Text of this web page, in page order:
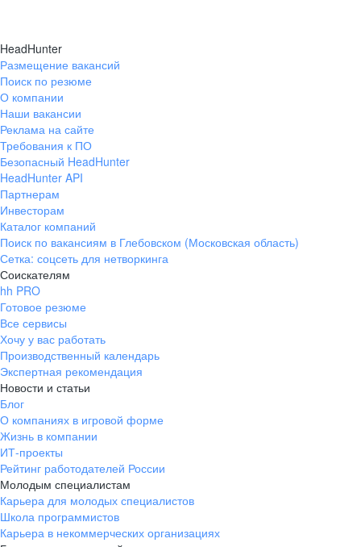
HeadHunter
Размещение вакансий
Поиск по резюме
О компании
Наши вакансии
Реклама на сайте
Требования к ПО
Безопасный HeadHunter
HeadHunter API
Партнерам
Инвесторам
Каталог компаний
Поиск по вакансиям в Глебовском (Московская область)
Сетка: соцсеть для нетворкинга
Соискателям
hh PRO
Готовое резюме
Все сервисы
Хочу у вас работать
Производственный календарь
Экспертная рекомендация
Новости и статьи
Блог
О компаниях в игровой форме
Жизнь в компании
ИТ-проекты
Рейтинг работодателей России
Молодым специалистам
Карьера для молодых специалистов
Школа программистов
Карьера в некоммерческих организациях